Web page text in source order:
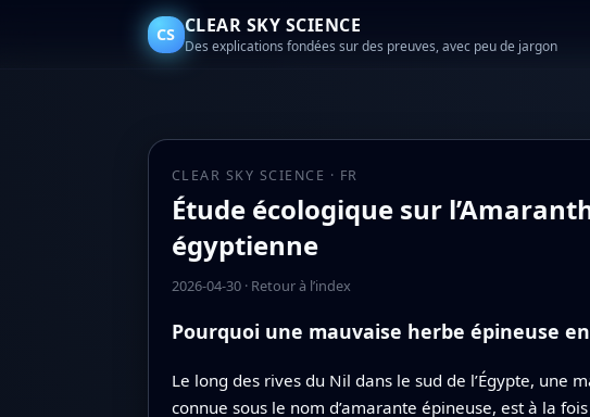
CS CLEAR SKY SCIENCE
Des explications fondées sur des preuves, avec peu de jargon
CLEAR SKY SCIENCE · FR
Étude écologique sur
égyptienne
2026-04-30· Retour à l’index
Pourquoi une mauvaise herbe épineuse
Le long des rives du Nil dans le sud de l’Égypte,
connue sous le nom d’amarante épineuse, est à la